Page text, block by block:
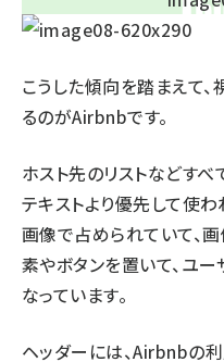
こうした傾向を踏まえて
るのがAirbnbです。
ホスト先のリストなどす
テキストより優先して使わ
画像で占められていて、
素やボタンを置いて、ユー
なっています。
ヘッダーには、Airbnbの